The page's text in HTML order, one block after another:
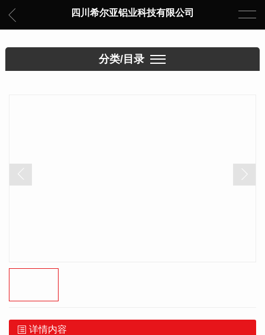
四川希尔亚铝业科技有限公司
分类/目录
详情内容